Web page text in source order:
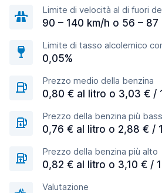
Limite di velocità al di fuori
90 – 140 km/h o 56 – 87
Limite di tasso alcolemico
0,05%
Prezzo medio della benzina
0,80 € al litro o 3,03 € /
Prezzo della benzina più
0,76 € al litro o 2,88 € /
Prezzo della benzina più alto
0,82 € al litro o 3,10 € /
Valutazione